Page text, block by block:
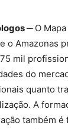
─ O
o Amazonas
mil
do
quanto
A
também é